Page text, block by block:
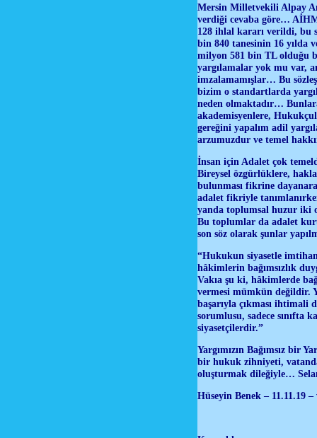
Mersin Milletvekili Alpay
verdiği cevaba göre…
128 ihlal kararı verildi, bu
bin 840 tanesinin 16 yılda
milyon 581 bin TL olduğu
yargılamalar yok mu var,
imzalamamışlar… Bu
bizim o standartlarda
neden olmaktadır…
akademisyenlere,
gereğini yapalım adil
arzumuzdur ve temel
İnsan için Adalet çok
Bireysel özgürlüklere,
bulunması fikrine
adalet fikriyle
yanda toplumsal huzur iki
Bu toplumlar da adalet
son söz olarak şunlar
“Hukukun siyasetle
hâkimlerin bağımsızlık
Vakıa şu ki, hâkimlerde
vermesi mümkün değildir.
başarıyla çıkması ihtimali
sorumlusu, sadece sınıfta
siyasetçilerdir.”
Yargımızın Bağımsız bir
bir hukuk zihniyeti,
oluşturmak dileğiyle…
Hüseyin Benek – 11.11.19